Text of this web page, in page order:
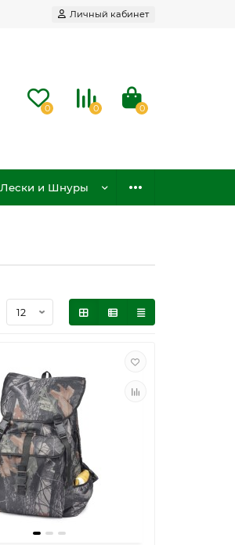
Личный кабинет
0 0 0
Лески и Шнуры